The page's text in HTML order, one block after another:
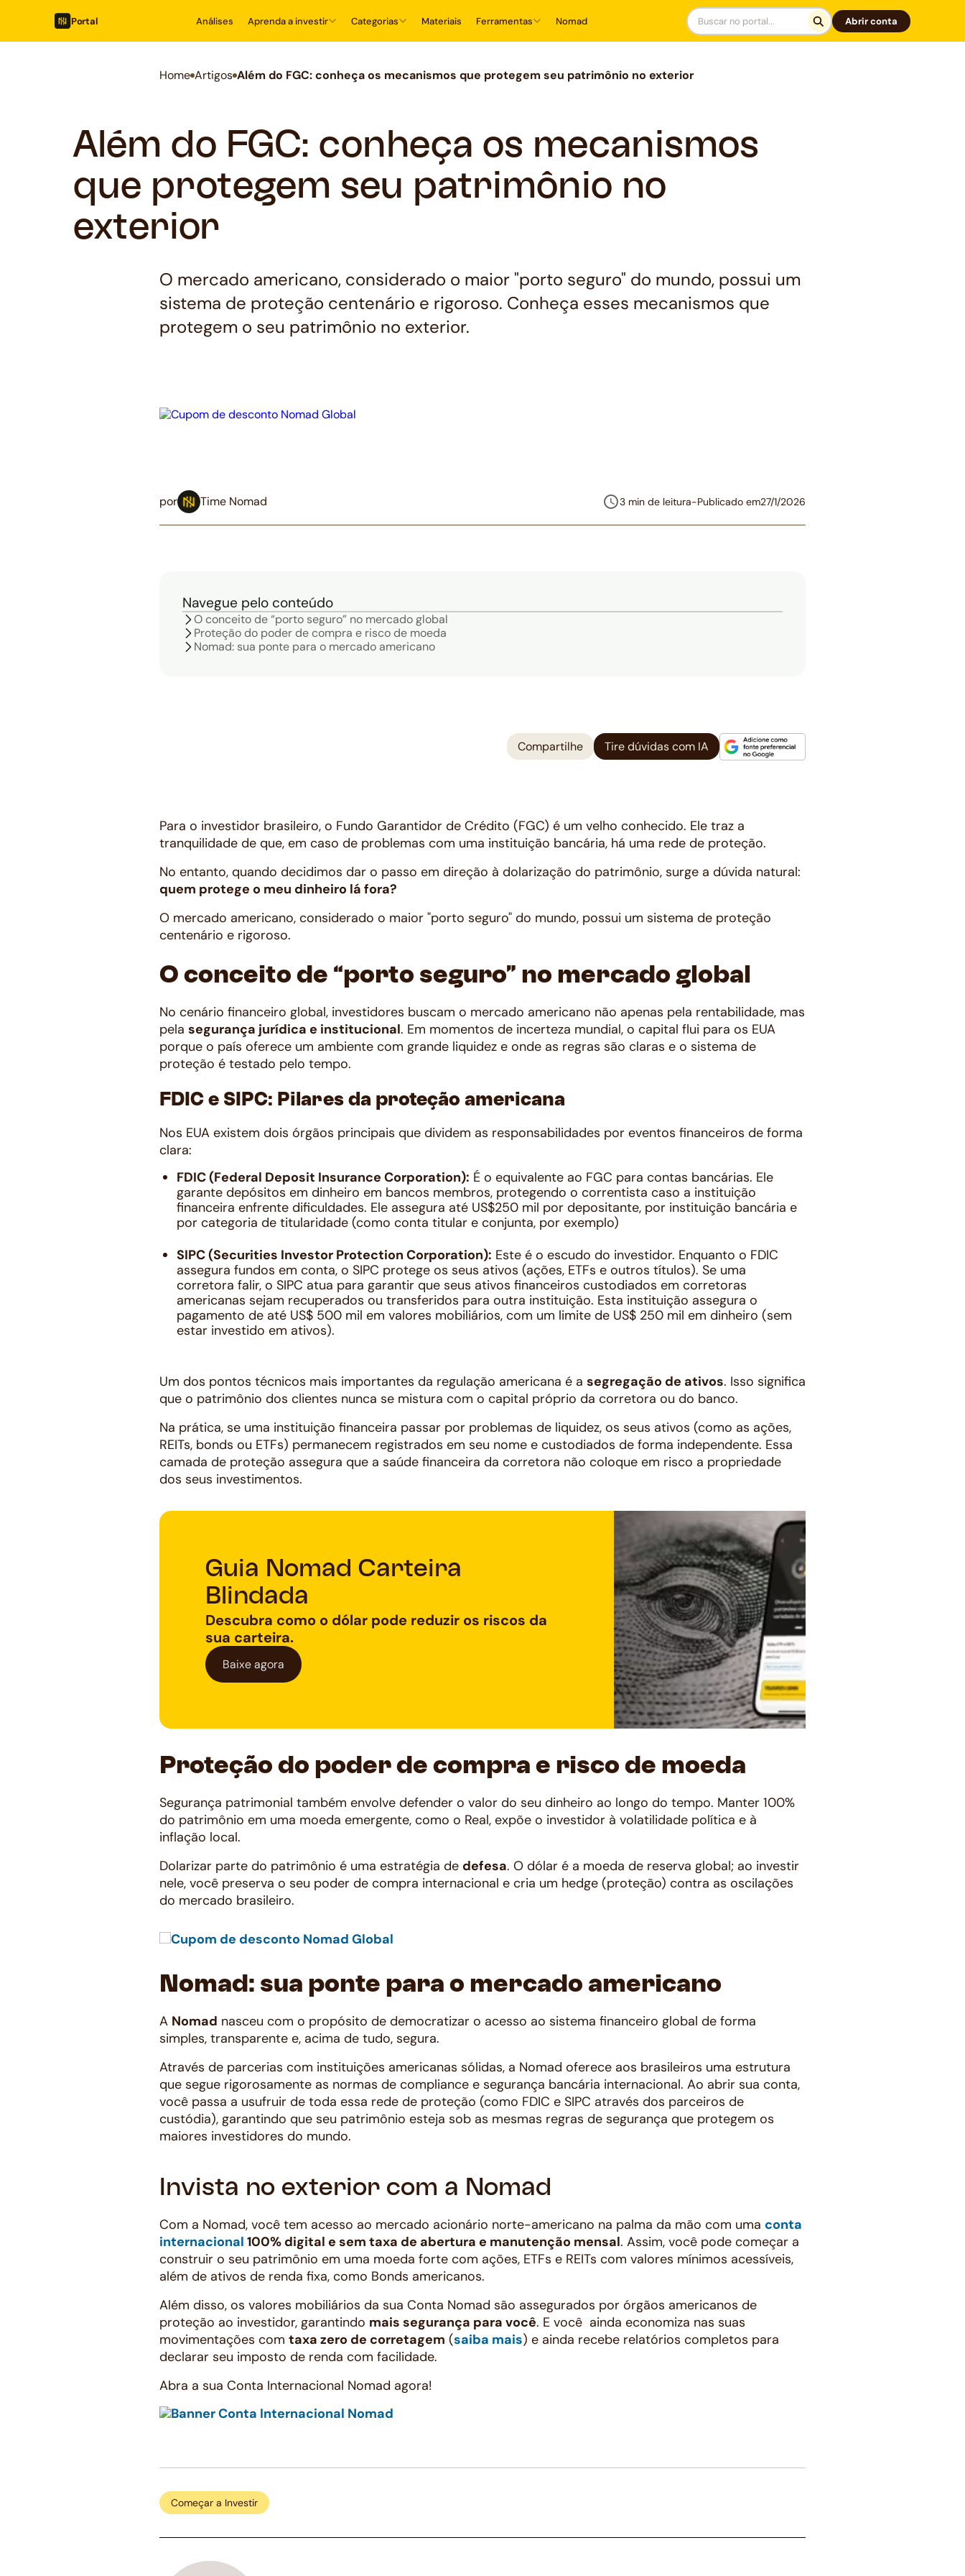
Portal Análises Aprenda a investir Categorias Materiais Ferramentas Nomad Abrir conta
Home Artigos Além do FGC: conheça os mecanismos que protegem seu patrimônio no exterior
Além do FGC: conheça os mecanismos
que protegem seu patrimônio no
exterior
O mercado americano, considerado o maior "porto seguro" do mundo, possui um
sistema de proteção centenário e rigoroso. Conheça esses mecanismos que
protegem o seu patrimônio no exterior.
por Time Nomad 3 min de leitura-Publicado em27/1/2026
Navegue pelo conteúdo
O conceito de “porto seguro” no mercado global
Proteção do poder de compra e risco de moeda
Nomad: sua ponte para o mercado americano
Compartilhe Tire dúvidas com IA
Para o investidor brasileiro, o Fundo Garantidor de Crédito (FGC) é um velho conhecido. Ele traz a
tranquilidade de que, em caso de problemas com uma instituição bancária, há uma rede de proteção.
No entanto, quando decidimos dar o passo em direção à dolarização do patrimônio, surge a dúvida natural:
quem protege o meu dinheiro lá fora?
O mercado americano, considerado o maior "porto seguro" do mundo, possui um sistema de proteção
centenário e rigoroso.
O conceito de “porto seguro” no mercado global
No cenário financeiro global, investidores buscam o mercado americano não apenas pela rentabilidade, mas
pela segurança jurídica e institucional. Em momentos de incerteza mundial, o capital flui para os EUA
porque o país oferece um ambiente com grande liquidez e onde as regras são claras e o sistema de
proteção é testado pelo tempo.
FDIC e SIPC: Pilares da proteção americana
Nos EUA existem dois órgãos principais que dividem as responsabilidades por eventos financeiros de forma
clara:
FDIC (Federal Deposit Insurance Corporation): É o equivalente ao FGC para contas bancárias. Ele
garante depósitos em dinheiro em bancos membros, protegendo o correntista caso a instituição
financeira enfrente dificuldades. Ele assegura até US$250 mil por depositante, por instituição bancária e
por categoria de titularidade (como conta titular e conjunta, por exemplo)
SIPC (Securities Investor Protection Corporation): Este é o escudo do investidor. Enquanto o FDIC
assegura fundos em conta, o SIPC protege os seus ativos (ações, ETFs e outros títulos). Se uma
corretora falir, o SIPC atua para garantir que seus ativos financeiros custodiados em corretoras
americanas sejam recuperados ou transferidos para outra instituição. Esta instituição assegura o
pagamento de até US$ 500 mil em valores mobiliários, com um limite de US$ 250 mil em dinheiro (sem
estar investido em ativos).
Um dos pontos técnicos mais importantes da regulação americana é a segregação de ativos. Isso significa
que o patrimônio dos clientes nunca se mistura com o capital próprio da corretora ou do banco.
Na prática, se uma instituição financeira passar por problemas de liquidez, os seus ativos (como as ações,
REITs, bonds ou ETFs) permanecem registrados em seu nome e custodiados de forma independente. Essa
camada de proteção assegura que a saúde financeira da corretora não coloque em risco a propriedade
dos seus investimentos.
Guia Nomad Carteira
Blindada
Descubra como o dólar pode reduzir os riscos da
sua carteira.
Baixe agora
Proteção do poder de compra e risco de moeda
Segurança patrimonial também envolve defender o valor do seu dinheiro ao longo do tempo. Manter 100%
do patrimônio em uma moeda emergente, como o Real, expõe o investidor à volatilidade política e à
inflação local.
Dolarizar parte do patrimônio é uma estratégia de defesa. O dólar é a moeda de reserva global; ao investir
nele, você preserva o seu poder de compra internacional e cria um hedge (proteção) contra as oscilações
do mercado brasileiro.
Nomad: sua ponte para o mercado americano
A Nomad nasceu com o propósito de democratizar o acesso ao sistema financeiro global de forma
simples, transparente e, acima de tudo, segura.
Através de parcerias com instituições americanas sólidas, a Nomad oferece aos brasileiros uma estrutura
que segue rigorosamente as normas de compliance e segurança bancária internacional. Ao abrir sua conta,
você passa a usufruir de toda essa rede de proteção (como FDIC e SIPC através dos parceiros de
custódia), garantindo que seu patrimônio esteja sob as mesmas regras de segurança que protegem os
maiores investidores do mundo.
Invista no exterior com a Nomad
Com a Nomad, você tem acesso ao mercado acionário norte-americano na palma da mão com uma conta
internacional 100% digital e sem taxa de abertura e manutenção mensal. Assim, você pode começar a
construir o seu patrimônio em uma moeda forte com ações, ETFs e REITs com valores mínimos acessíveis,
além de ativos de renda fixa, como Bonds americanos.
Além disso, os valores mobiliários da sua Conta Nomad são assegurados por órgãos americanos de
proteção ao investidor, garantindo mais segurança para você. E você ainda economiza nas suas
movimentações com taxa zero de corretagem (saiba mais) e ainda recebe relatórios completos para
declarar seu imposto de renda com facilidade.
Abra a sua Conta Internacional Nomad agora!
Começar a Investir